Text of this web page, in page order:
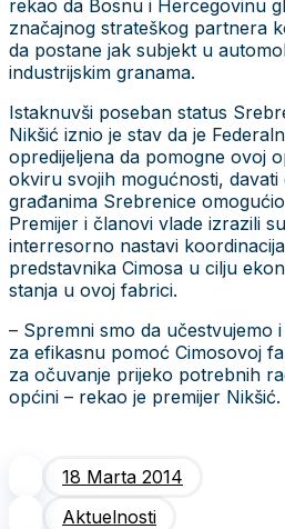
rekao da Bosnu i Hercegovinu
značajnog strateškog partnera
da postane jak subjekt u
industrijskim granama.
Istaknuvši poseban status
Nikšić iznio je stav da je
opredijeljena da pomogne ovoj
okviru svojih mogućnosti,
građanima Srebrenice
Premijer i članovi vlade izrazili
interresorno nastavi
predstavnika Cimosa u cilju
stanja u ovoj fabrici.
– Spremni smo da učestvujemo
za efikasnu pomoć Cimosovoj
za očuvanje prijeko potrebnih
općini – rekao je premijer
18 Marta 2014
Aktuelnosti